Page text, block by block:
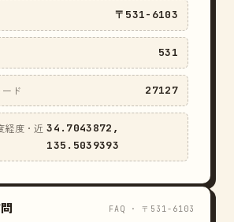
〒531-6103
531
ド 27127
経度・近 34.7043872,
135.5039393
FAQ · 〒531-6103